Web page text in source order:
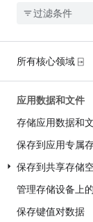
所有核心领域 ⍈
应用数据和文件
存储应用数据和
保存到应用专属
保存到共享存储
管理存储设备上
保存键值对数据